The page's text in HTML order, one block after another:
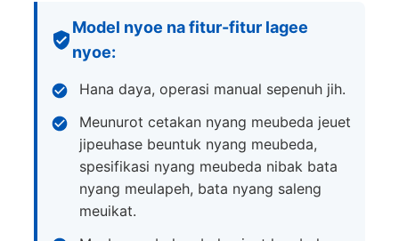
Model nyoe na fitur-fitur lagee
nyoe:
Hana daya, operasi manual sepenuh jih.
Meunurot cetakan nyang meubeda jeuet
jipeuhase beuntuk nyang meubeda,
spesifikasi nyang meubeda nibak bata
nyang meulapeh, bata nyang saleng
meuikat.